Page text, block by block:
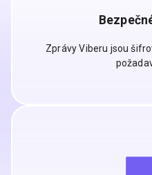
Zprávy Viberu jsou